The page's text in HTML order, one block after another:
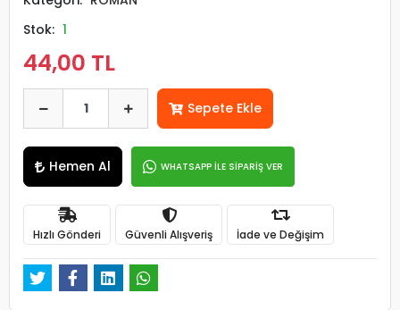
Stok: 1
44,00 TL
Sepete Ekle
Hemen Al WHATSAPP İLE SİPARİŞ VER
Hızlı Gönderi Güvenli Alışveriş İade ve Değişim